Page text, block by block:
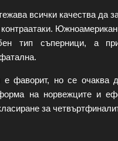
всички качества да
контраатаки.
тип съперници, а
е фаворит, но се очаква
на норвежците и
за